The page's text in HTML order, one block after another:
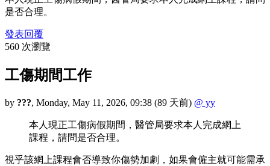
是否合理。
發表回覆
560 次瀏覽
工傷期間工作
by ???, Monday, May 11, 2026, 09:38 (89 天前) @ yy
本人現正工傷病假期間，醫管局要求本人完成網上
課程，請問是否合理。
視乎該網上課程會否導致你傷勢加劇，如果會僱主就可能需承